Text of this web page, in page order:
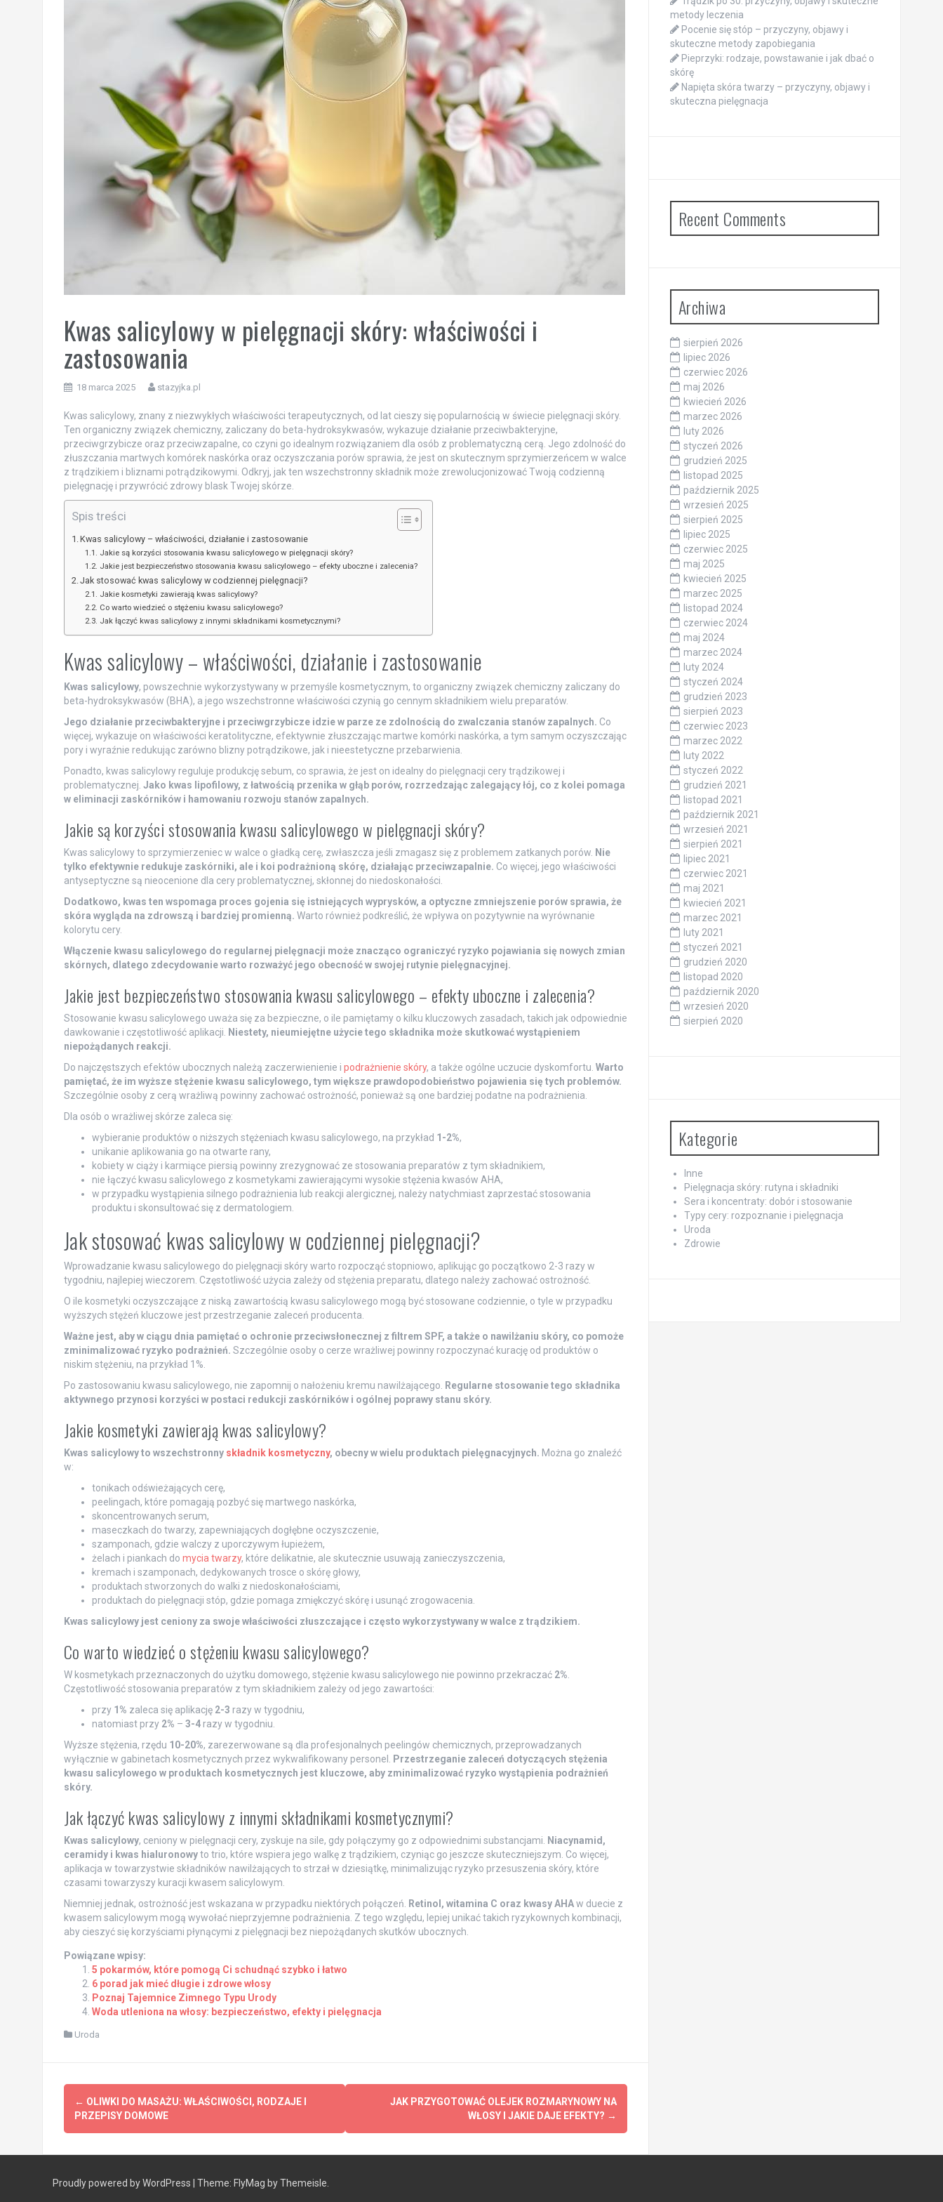
Kwas salicylowy w pielęgnacji skóry: właściwości i
zastosowania
18 marca 2025 stazyjka.pl
Kwas salicylowy, znany z niezwykłych właściwości terapeutycznych, od lat cieszy się popularnością w świecie pielęgnacji skóry.
Ten organiczny związek chemiczny, zaliczany do beta-hydroksykwasów, wykazuje działanie przeciwbakteryjne,
przeciwgrzybicze oraz przeciwzapalne, co czyni go idealnym rozwiązaniem dla osób z problematyczną cerą. Jego zdolność do
złuszczania martwych komórek naskórka oraz oczyszczania porów sprawia, że jest on skutecznym sprzymierzeńcem w walce
z trądzikiem i bliznami potrądzikowymi. Odkryj, jak ten wszechstronny składnik może zrewolucjonizować Twoją codzienną
pielęgnację i przywrócić zdrowy blask Twojej skórze.
Spis treści
Kwas salicylowy – właściwości, działanie i zastosowanie
Jakie są korzyści stosowania kwasu salicylowego w pielęgnacji skóry?
Jakie jest bezpieczeństwo stosowania kwasu salicylowego – efekty uboczne i zalecenia?
Jak stosować kwas salicylowy w codziennej pielęgnacji?
Jakie kosmetyki zawierają kwas salicylowy?
Co warto wiedzieć o stężeniu kwasu salicylowego?
Jak łączyć kwas salicylowy z innymi składnikami kosmetycznymi?
Kwas salicylowy – właściwości, działanie i zastosowanie
Kwas salicylowy, powszechnie wykorzystywany w przemyśle kosmetycznym, to organiczny związek chemiczny zaliczany do
beta-hydroksykwasów (BHA), a jego wszechstronne właściwości czynią go cennym składnikiem wielu preparatów.
Jego działanie przeciwbakteryjne i przeciwgrzybicze idzie w parze ze zdolnością do zwalczania stanów zapalnych. Co
więcej, wykazuje on właściwości keratolityczne, efektywnie złuszczając martwe komórki naskórka, a tym samym oczyszczając
pory i wyraźnie redukując zarówno blizny potrądzikowe, jak i nieestetyczne przebarwienia.
Ponadto, kwas salicylowy reguluje produkcję sebum, co sprawia, że jest on idealny do pielęgnacji cery trądzikowej i
problematycznej. Jako kwas lipofilowy, z łatwością przenika w głąb porów, rozrzedzając zalegający łój, co z kolei pomaga
w eliminacji zaskórników i hamowaniu rozwoju stanów zapalnych.
Jakie są korzyści stosowania kwasu salicylowego w pielęgnacji skóry?
Kwas salicylowy to sprzymierzeniec w walce o gładką cerę, zwłaszcza jeśli zmagasz się z problemem zatkanych porów. Nie
tylko efektywnie redukuje zaskórniki, ale i koi podrażnioną skórę, działając przeciwzapalnie. Co więcej, jego właściwości
antyseptyczne są nieocenione dla cery problematycznej, skłonnej do niedoskonałości.
Dodatkowo, kwas ten wspomaga proces gojenia się istniejących wyprysków, a optyczne zmniejszenie porów sprawia, że
skóra wygląda na zdrowszą i bardziej promienną. Warto również podkreślić, że wpływa on pozytywnie na wyrównanie
kolorytu cery.
Włączenie kwasu salicylowego do regularnej pielęgnacji może znacząco ograniczyć ryzyko pojawiania się nowych zmian
skórnych, dlatego zdecydowanie warto rozważyć jego obecność w swojej rutynie pielęgnacyjnej.
Jakie jest bezpieczeństwo stosowania kwasu salicylowego – efekty uboczne i zalecenia?
Stosowanie kwasu salicylowego uważa się za bezpieczne, o ile pamiętamy o kilku kluczowych zasadach, takich jak odpowiednie
dawkowanie i częstotliwość aplikacji.
Niestety, nieumiejętne użycie tego składnika może skutkować wystąpieniem
niepożądanych reakcji.
Do najczęstszych efektów ubocznych należą zaczerwienienie i podrażnienie skóry, a także ogólne uczucie dyskomfortu. Warto
pamiętać, że im wyższe stężenie kwasu salicylowego, tym większe prawdopodobieństwo pojawienia się tych problemów.
Szczególnie osoby z cerą wrażliwą powinny zachować ostrożność, ponieważ są one bardziej podatne na podrażnienia.
Dla osób o wrażliwej skórze zaleca się:
wybieranie produktów o niższych stężeniach kwasu salicylowego, na przykład 1-2%,
unikanie aplikowania go na otwarte rany,
kobiety w ciąży i karmiące piersią powinny zrezygnować ze stosowania preparatów z tym składnikiem,
nie łączyć kwasu salicylowego z kosmetykami zawierającymi wysokie stężenia kwasów AHA,
w przypadku wystąpienia silnego podrażnienia lub reakcji alergicznej, należy natychmiast zaprzestać stosowania
produktu i skonsultować się z dermatologiem.
Jak stosować kwas salicylowy w codziennej pielęgnacji?
Wprowadzanie kwasu salicylowego do pielęgnacji skóry warto rozpocząć stopniowo, aplikując go początkowo 2-3 razy w
tygodniu, najlepiej wieczorem. Częstotliwość użycia zależy od stężenia preparatu, dlatego należy zachować ostrożność.
O ile kosmetyki oczyszczające z niską zawartością kwasu salicylowego mogą być stosowane codziennie, o tyle w przypadku
wyższych stężeń kluczowe jest przestrzeganie zaleceń producenta.
Ważne jest, aby w ciągu dnia pamiętać o ochronie przeciwsłonecznej z filtrem SPF, a także o nawilżaniu skóry, co pomoże
zminimalizować ryzyko podrażnień. Szczególnie osoby o cerze wrażliwej powinny rozpoczynać kurację od produktów o
niskim stężeniu, na przykład 1%.
Po zastosowaniu kwasu salicylowego, nie zapomnij o nałożeniu kremu nawilżającego.
Regularne stosowanie tego składnika
aktywnego przynosi korzyści w postaci redukcji zaskórników i ogólnej poprawy stanu skóry.
Jakie kosmetyki zawierają kwas salicylowy?
Kwas salicylowy to wszechstronny składnik kosmetyczny, obecny w wielu produktach pielęgnacyjnych. Można go znaleźć
w:
tonikach odświeżających cerę,
peelingach, które pomagają pozbyć się martwego naskórka,
skoncentrowanych serum,
maseczkach do twarzy, zapewniających dogłębne oczyszczenie,
szamponach, gdzie walczy z uporczywym łupieżem,
żelach i piankach do mycia twarzy, które delikatnie, ale skutecznie usuwają zanieczyszczenia,
kremach i szamponach, dedykowanych trosce o skórę głowy,
produktach stworzonych do walki z niedoskonałościami,
produktach do pielęgnacji stóp, gdzie pomaga zmiękczyć skórę i usunąć zrogowacenia.
Kwas salicylowy jest ceniony za swoje właściwości złuszczające i często wykorzystywany w walce z trądzikiem.
Co warto wiedzieć o stężeniu kwasu salicylowego?
W kosmetykach przeznaczonych do użytku domowego, stężenie kwasu salicylowego nie powinno przekraczać 2%
Częstotliwość stosowania preparatów z tym składnikiem zależy od jego zawartości:
przy 1% zaleca się aplikację 2-3 razy w tygodniu,
natomiast przy 2% – 3-4razy w tygodniu.
Wyższe stężenia, rzędu 10-20%, zarezerwowane są dla profesjonalnych peelingów chemicznych, przeprowadzanych
wyłącznie w gabinetach kosmetycznych przez wykwalifikowany personel.
Przestrzeganie zaleceń dotyczących stężenia
kwasu salicylowego w produktach kosmetycznych jest kluczowe, aby zminimalizować ryzyko wystąpienia podrażnień
skóry.
Jak łączyć kwas salicylowy z innymi składnikami kosmetycznymi?
Kwas salicylowy, ceniony w pielęgnacji cery, zyskuje na sile, gdy połączymy go z odpowiednimi substancjami.
Niacynamid,
ceramidy i kwas hialuronowyto trio, które wspiera jego walkę z trądzikiem, czyniąc go jeszcze skuteczniejszym. Co więcej,
aplikacja w towarzystwie składników nawilżających to strzał w dziesiątkę, minimalizując ryzyko przesuszenia skóry, które
czasami towarzyszy kuracji kwasem salicylowym.
Niemniej jednak, ostrożność jest wskazana w przypadku niektórych połączeń.
Retinol, witamina C oraz kwasy AHAw duecie z
kwasem salicylowym mogą wywołać nieprzyjemne podrażnienia. Z tego względu, lepiej unikać takich ryzykownych kombinacji,
aby cieszyć się korzyściami płynącymi z pielęgnacji bez niepożądanych skutków ubocznych.
Powiązane wpisy:
5 pokarmów, które pomogą Ci schudnąć szybko i łatwo
6 porad jak mieć długie i zdrowe włosy
Poznaj Tajemnice Zimnego Typu Urody
Woda utleniona na włosy: bezpieczeństwo, efekty i pielęgnacja
Uroda
Post
navigation
← OLIWKI DO MASAŻU: WŁAŚCIWOŚCI, RODZAJE I
PRZEPISY DOMOWE
JAK PRZYGOTOWAĆ OLEJEK ROZMARYNOWY NA
WŁOSY I JAKIE DAJE EFEKTY? →
metody leczenia
Pocenie się stóp – przyczyny, objawy i
skuteczne metody zapobiegania
Pieprzyki: rodzaje, powstawanie i jak dbać o
skórę
Napięta skóra twarzy – przyczyny, objawy i
skuteczna pielęgnacja
Recent Comments
Archiwa
sierpień 2026
lipiec 2026
czerwiec 2026
maj 2026
kwiecień 2026
marzec 2026
luty 2026
styczeń 2026
grudzień 2025
listopad 2025
październik 2025
wrzesień 2025
sierpień 2025
lipiec 2025
czerwiec 2025
maj 2025
kwiecień 2025
marzec 2025
listopad 2024
czerwiec 2024
maj 2024
marzec 2024
luty 2024
styczeń 2024
grudzień 2023
sierpień 2023
czerwiec 2023
marzec 2022
luty 2022
styczeń 2022
grudzień 2021
listopad 2021
październik 2021
wrzesień 2021
sierpień 2021
lipiec 2021
czerwiec 2021
maj 2021
kwiecień 2021
marzec 2021
luty 2021
styczeń 2021
grudzień 2020
listopad 2020
październik 2020
wrzesień 2020
sierpień 2020
Kategorie
Inne
Pielęgnacja skóry: rutyna i składniki
Sera i koncentraty: dobór i stosowanie
Typy cery: rozpoznanie i pielęgnacja
Uroda
Zdrowie
Proudly powered by WordPress Theme: FlyMag by Themeisle.